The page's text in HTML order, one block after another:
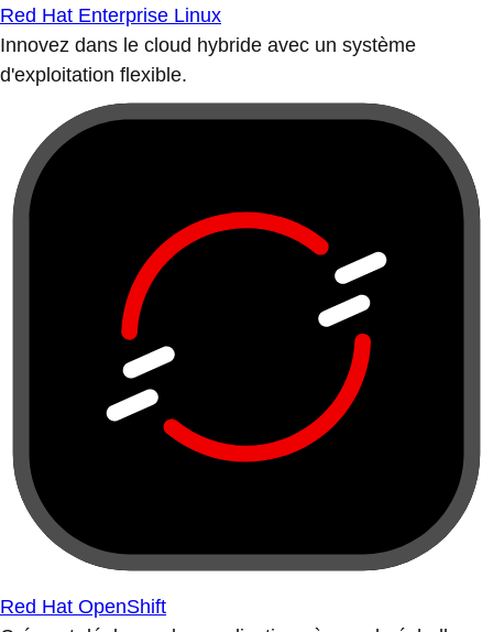
Red Hat Enterprise Linux
Innovez dans le cloud hybride avec un système
d'exploitation flexible.
Red Hat OpenShift